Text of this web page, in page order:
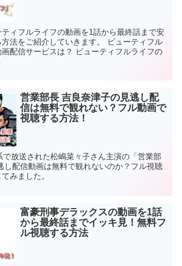
ィフルライフの動画を1話から最終話まで安
法をご紹介していきます。 ビューティフル
配信サービスは？ ビューティフルライフの
営業部長 吉良奈津子の見逃し配
信は無料で観れない？フル動画で
視聴する方法！
で放送された松嶋菜々子さん主演の「営業部
し配信動画は無料で観れないのか？フル視聴
みました。
富豪刑事デラックスの動画を1話
から最終話までイッキ見！無料フ
ル視聴する方法